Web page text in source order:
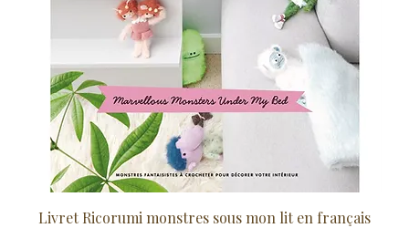
Livret Ricorumi monstres sous mon lit en français